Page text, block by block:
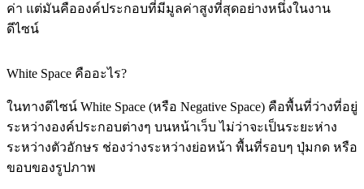
ค่า แต่มันคือองค์ประกอบที่มีมูลค่าสูงที่สุดอย่างหนึ่งในงาน
ดีไซน์
White Space คืออะไร?
ในทางดีไซน์ White Space (หรือ Negative Space) คือพื้นที่ว่างที่อยู่
ระหว่างองค์ประกอบต่างๆ บนหน้าเว็บ ไม่ว่าจะเป็นระยะห่าง
ระหว่างตัวอักษร ช่องว่างระหว่างย่อหน้า พื้นที่รอบๆ ปุ่มกด หรือ
ขอบของรูปภาพ